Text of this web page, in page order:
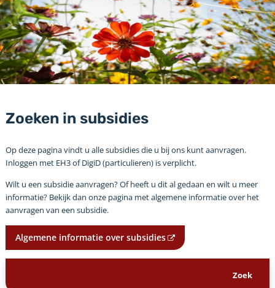
Zoeken in subsidies
Op deze pagina vindt u alle subsidies die u bij ons kunt aanvragen.
Inloggen met EH3 of DigiD (particulieren) is verplicht.
Wilt u een subsidie aanvragen? Of heeft u dit al gedaan en wilt u meer
informatie? Bekijk dan onze pagina met algemene informatie over het
aanvragen van een subsidie.
Algemene informatie over subsidies